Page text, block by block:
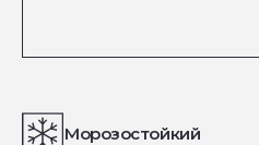
Морозостойкий